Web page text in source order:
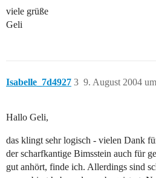
viele grüße
Geli
Isabelle_7d4927 9. August 2004
3
Hallo Geli,
das klingt sehr logisch - vielen Dank
der scharfkantige Bimsstein auch für
gut anhört, finde ich. Allerdings sind